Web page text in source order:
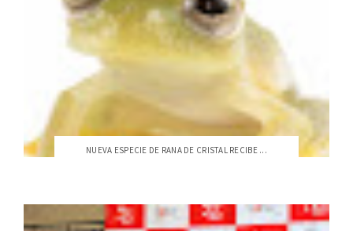
NUEVA ESPECIE DE RANA DE CRISTAL RECIBE ...